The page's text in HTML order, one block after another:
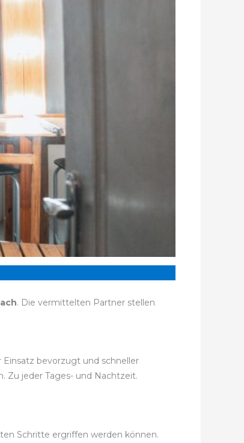
. Die vermittelten Partner stellen
Einsatz bevorzugt und schneller
Zu jeder Tages- und Nachtzeit.
Schritte ergriffen werden können.